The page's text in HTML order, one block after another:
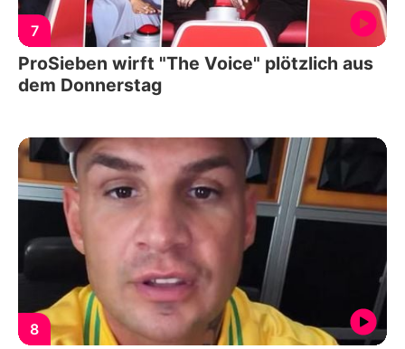
7
ProSieben wirft "The Voice" plötzlich aus
dem Donnerstag
8